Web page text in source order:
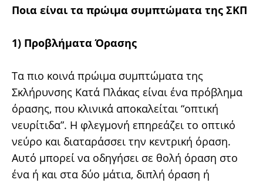
Ποια είναι τα πρώιμα συμπτώματα της ΣΚΠ
1) Προβλήματα Όρασης
Τα πιο κοινά πρώιμα συμπτώματα της
Σκλήρυνσης Κατά Πλάκας είναι ένα πρόβλημα
όρασης, που κλινικά αποκαλείται “οπτική
νευρίτιδα”. Η φλεγμονή επηρεάζει το οπτικό
νεύρο και διαταράσσει την κεντρική όραση.
Αυτό μπορεί να οδηγήσει σε θολή όραση στο
ένα ή και στα δύο μάτια, διπλή όραση ή